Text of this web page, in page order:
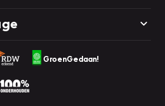
GroenGedaan!